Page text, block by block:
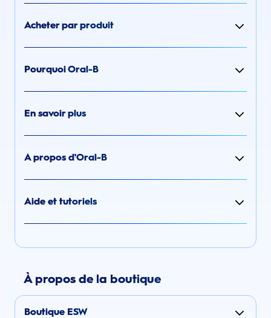
Acheter par produit
Pourquoi Oral-B
En savoir plus
A propos d'Oral-B
Aide et tutoriels
À propos de la boutique
Boutique ESW